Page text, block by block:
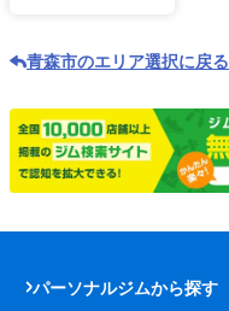
青森市のエリア選択に戻る
パーソナルジムから探す